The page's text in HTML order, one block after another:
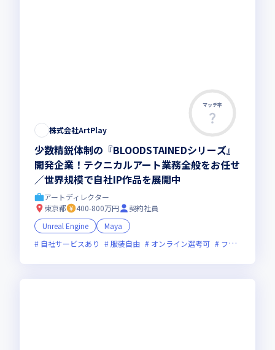
マッチ率
株式会社ArtPlay
少数精鋭体制の『BLOODSTAINEDシリーズ』
開発企業！テクニカルアート業務全般をお任せ
／世界規模で自社IP作品を展開中
アートディレクター
東京都
400-800万円
契約社員
Unreal Engine
Maya
自社サービスあり
服装自由 オンライン選考可 フレックス制度あり